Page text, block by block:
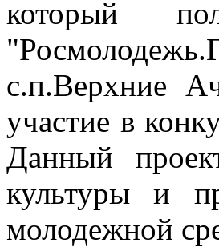
который
с.п.Верхние
участие в
Данный
культуры и
молодежной